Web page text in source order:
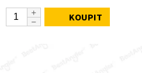
KOUPIT